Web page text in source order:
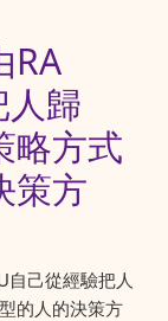
RA
人歸
略方式
策方
自己從經驗把人
的人的決策方